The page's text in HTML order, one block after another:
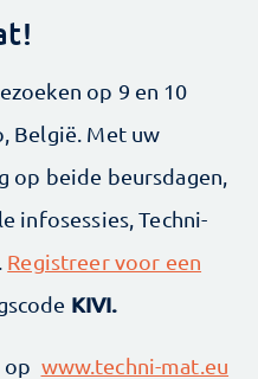
op 9 en 10
België. Met uw
beide beursdagen,
infosessies, Techni-
Registreer voor een
KIVI.
op www.techni-mat.eu